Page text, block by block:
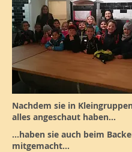
Nachdem sie in
alles angeschaut haben...
...haben sie auch beim
mitgemacht...